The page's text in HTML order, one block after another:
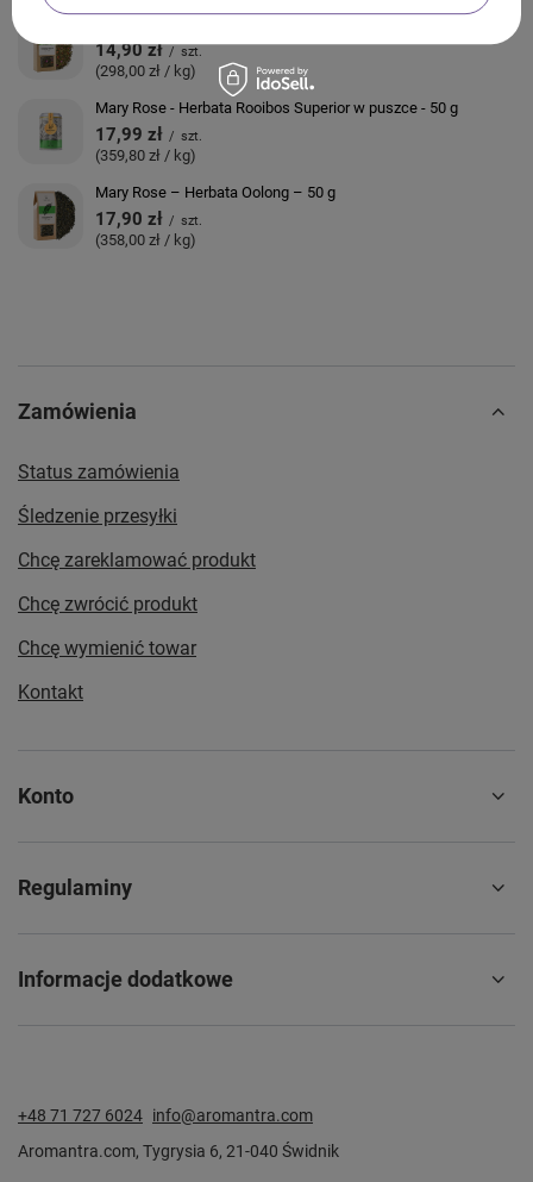
14,90 zł / szt.
(298,00 zł / kg)
Mary Rose - Herbata Rooibos Superior w puszce - 50 g
17,99 zł / szt.
(359,80 zł / kg)
Mary Rose – Herbata Oolong – 50 g
17,90 zł / szt.
(358,00 zł / kg)
Zamówienia
Status zamówienia
Śledzenie przesyłki
Chcę zareklamować produkt
Chcę zwrócić produkt
Chcę wymienić towar
Kontakt
Konto
Regulaminy
Informacje dodatkowe
+48 71 727 6024 info@aromantra.com
Aromantra.com, Tygrysia 6, 21-040 Świdnik